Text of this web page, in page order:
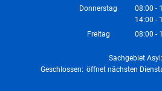
Donnerstag 08:00 -
14:00 -
Freitag 08:00 -
Sachgebiet Asyl:
Klicken, um weitere Öffnungs- oder
Geschlossen: öffnet nächsten